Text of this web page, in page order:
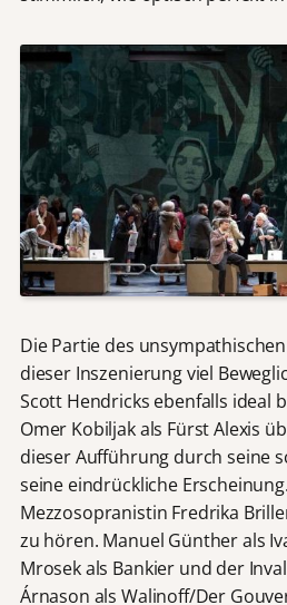
Die Partie des
dieser Inszenierung viel
Scott Hendricks ebenfalls ideal
Omer Kobiljak als Fürst Alexis
dieser Aufführung durch seine
seine eindrückliche
Mezzosopranistin Fredrika
zu hören. Manuel Günther als
Mrosek als Bankier und der
Árnason als Walinoff/Der